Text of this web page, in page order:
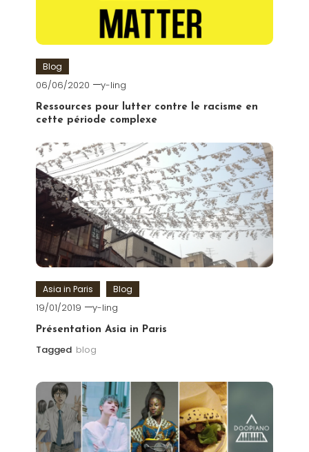
Blog
06/06/2020 y-ling
Ressources pour lutter contre le racisme en
cette période complexe
Asia in Paris Blog
19/01/2019 y-ling
Présentation Asia in Paris
Tagged blog